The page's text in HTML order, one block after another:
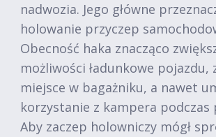
nadwozia. Jego główne
holowanie przyczep
Obecność haka znacząco
możliwości ładunkowe pojazdu,
miejsce w bagażniku, a nawet
korzystanie z kampera podczas
Aby zaczep holowniczy mógł